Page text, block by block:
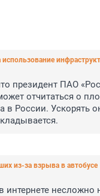
президент ПАО
отчитаться о
из-за взрыва в автобусе
несложно